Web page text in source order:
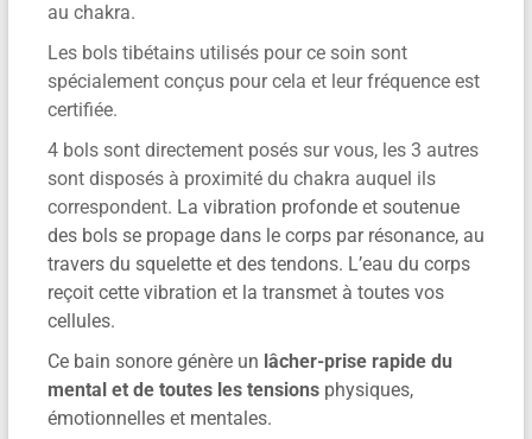
au chakra.
Les bols tibétains utilisés pour ce soin sont
spécialement conçus pour cela et leur fréquence est
certifiée.
4 bols sont directement posés sur vous, les 3 autres
sont disposés à proximité du chakra auquel ils
correspondent. La vibration profonde et soutenue
des bols se propage dans le corps par résonance, au
travers du squelette et des tendons. L’eau du corps
reçoit cette vibration et la transmet à toutes vos
cellules.
Ce bain sonore génère un lâcher-prise rapide du
mental et de toutes les tensionsphysiques,
émotionnelles et mentales.